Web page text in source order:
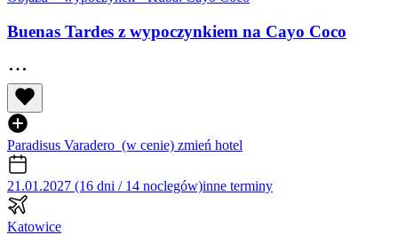
Buenas Tardes z wypoczynkiem na Cayo Coco
Paradisus Varadero (w cenie) zmień hotel
21.01.2027 (16 dni / 14 noclegów)inne terminy
Katowice